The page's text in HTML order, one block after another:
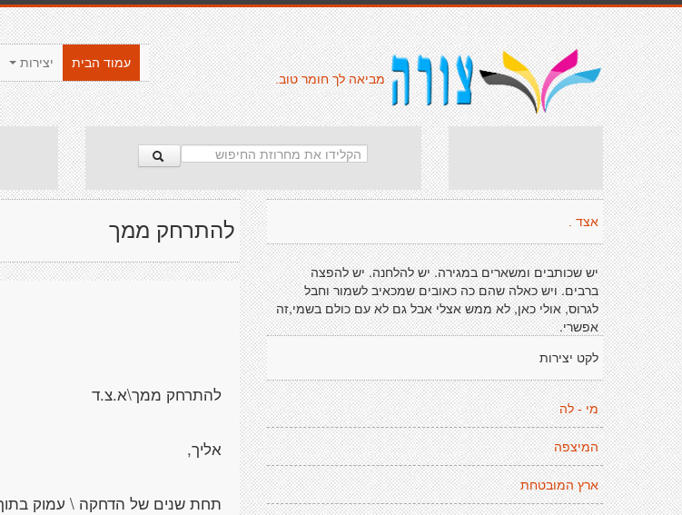
יצירות
עמוד הבית
מביאה לך חומר טוב.
להתרחק ממך אצד .
יש שכותבים ומשארים במגירה. יש להלחנה. יש להפצה
ברבים. ויש כאלה שהם כה כאובים שמכאיב לשמור וחבל
לגרוס, אולי כאן, לא ממש אצלי אבל גם לא עם כולם בשמי,זה
אפשרי.
לקט יצירות
מי - לה
המיצפה
ארץ המובטחת